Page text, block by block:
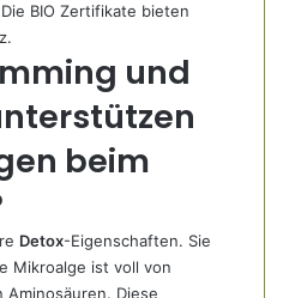
BIO Zertifikate bieten
und
beim
Detox-Eigenschaften. Sie
Mikroalge ist voll von
Diese